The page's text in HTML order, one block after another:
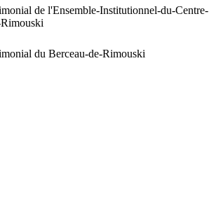
de l'Ensemble-Institutionnel-du-Centre-
du Berceau-de-Rimouski